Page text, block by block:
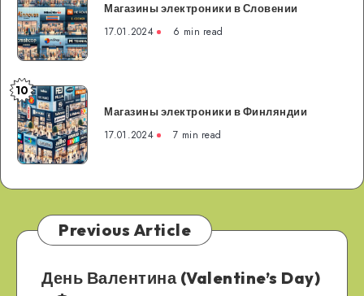
электроники
в
Словении
Магазины электроники в Словении
17.01.2024 6 min read
Магазины
электроники
в
Финляндии
10
Магазины электроники в Финляндии
17.01.2024 7 min read
Previous Article
День Валентина (Valentine’s Day)